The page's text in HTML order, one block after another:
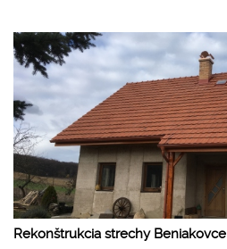
Rekonštrukcia strechy Beniakovce